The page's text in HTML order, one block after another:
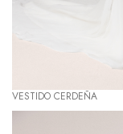
VESTIDO CERDEÑA